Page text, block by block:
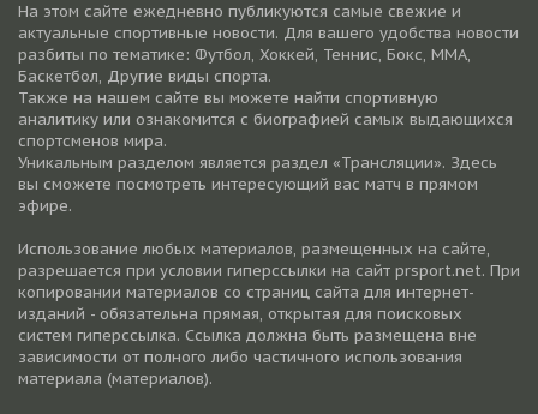
На этом сайте ежедневно публикуются самые свежие и
актуальные спортивные новости. Для вашего удобства новости
разбиты по тематике: Футбол, Хоккей, Теннис, Бокс, ММА,
Баскетбол, Другие виды спорта.
Также на нашем сайте вы можете найти спортивную
аналитику или ознакомится с биографией самых выдающихся
спортсменов мира.
Уникальным разделом является раздел «Трансляции». Здесь
вы сможете посмотреть интересующий вас матч в прямом
эфире.
Использование любых материалов, размещенных на сайте,
разрешается при условии гиперссылки на cайт prsport.net. При
копировании материалов со страниц сайта для интернет-
изданий - обязательна прямая, открытая для поисковых
систем гиперссылка. Ссылка должна быть размещена вне
зависимости от полного либо частичного использования
материала (материалов).